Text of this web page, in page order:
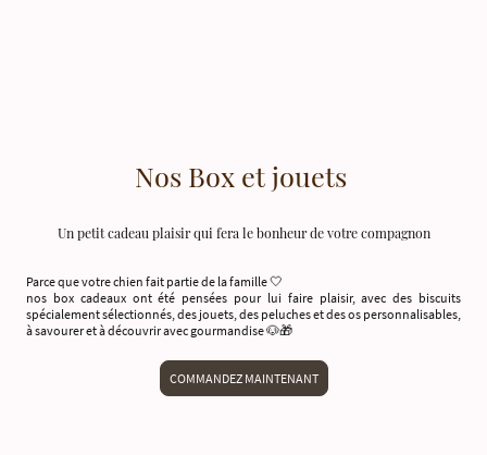
Nos Box et jouets
Un petit cadeau plaisir qui fera le bonheur de votre compagnon
Parce que votre chien fait partie de la famille 🤍
nos box cadeaux ont été pensées pour lui faire plaisir, avec des biscuits
spécialement sélectionnés, des jouets, des peluches et des os personnalisables,
à savourer et à découvrir avec gourmandise 🐶🎁
COMMANDEZ MAINTENANT